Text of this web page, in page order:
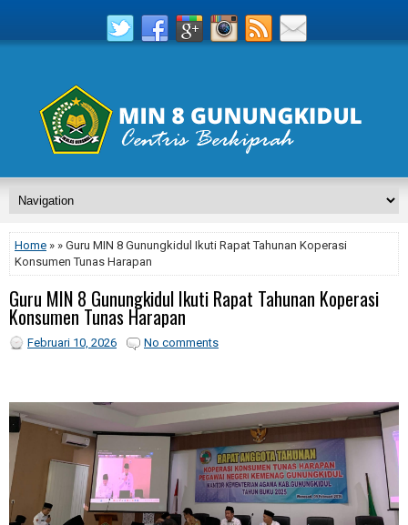
Home » » Guru MIN 8 Gunungkidul Ikuti Rapat Tahunan Koperasi
Konsumen Tunas Harapan
Guru MIN 8 Gunungkidul Ikuti Rapat Tahunan Koperasi
Konsumen Tunas Harapan
Februari 10, 2026 No comments